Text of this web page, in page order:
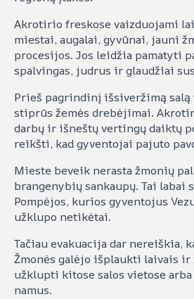
Akrotirio freskose vaizduojami
miestai, augalai, gyvūnai, jauni
procesijos. Jos leidžia pamatyti
spalvingas, judrus ir glaudžiai
Prieš pagrindinį išsiveržimą
stiprūs žemės drebėjimai.
darbų ir išneštų vertingų daiktų
reikšti, kad gyventojai pajuto
Mieste beveik nerasta žmonių
brangenybių sankaupų. Tai labai
Pompėjos, kurios gyventojus
užklupo netikėtai.
Tačiau evakuacija dar nereiškia,
Žmonės galėjo išplaukti laivais
užklupti kitose salos vietose
namus.